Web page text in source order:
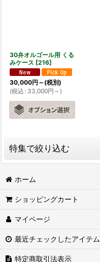
30弁オルゴール用 くる
みケース [216]
30,000円 ～ (税別)
(税込 : 33,000円 ～)
特集で絞り込む
カスタムメイド・オルゴール
3,000円以下
3,001円〜5,000円
5,001円〜10,000円
ホーム
ショッピングカート
マイページ
最近チェックしたアイテム
特定商取引法表示